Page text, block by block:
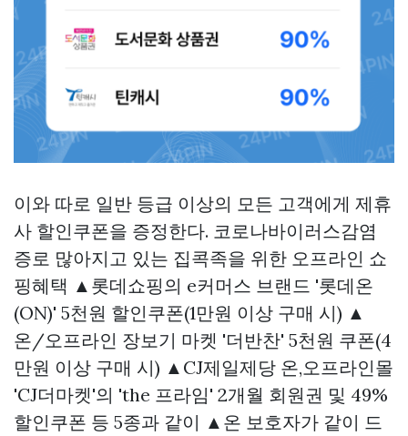
이와 따로 일반 등급 이상의 모든 고객에게 제휴
사 할인쿠폰을 증정한다. 코로나바이러스감염
증로 많아지고 있는 집콕족을 위한 오프라인 쇼
핑혜택 ▲롯데쇼핑의 e커머스 브랜드 '롯데온
(ON)' 5천원 할인쿠폰(1만원 이상 구매 시) ▲
온/오프라인 장보기 마켓 '더반찬' 5천원 쿠폰(4
만원 이상 구매 시) ▲CJ제일제당 온,오프라인몰
'CJ더마켓'의 'the 프라임' 2개월 회원권 및 49%
할인쿠폰 등 5종과 같이 ▲온 보호자가 같이 드